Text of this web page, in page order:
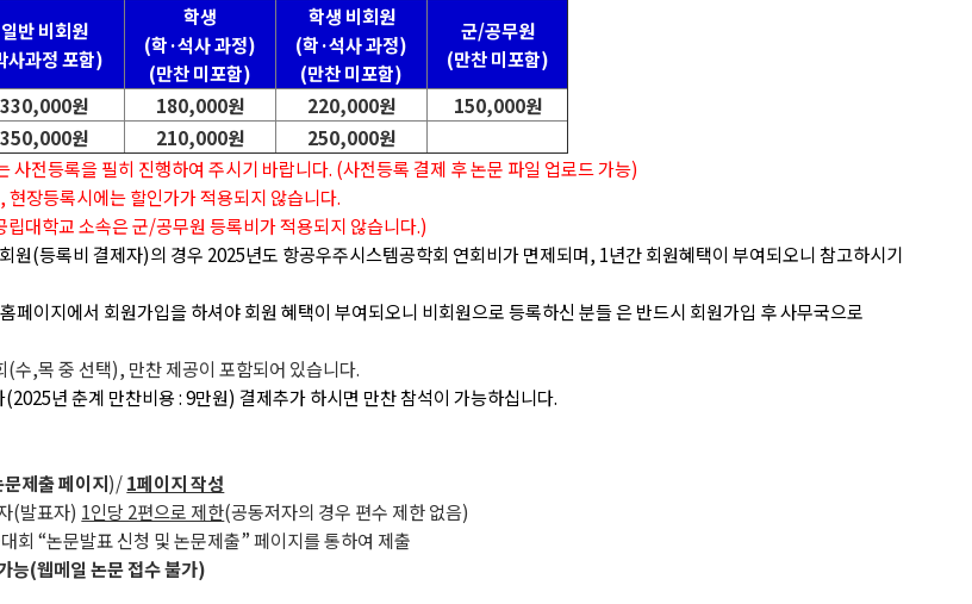
일반 비회원
사과정 포함)
학생
(학·석사 과정)
(만찬 미포함)
학생 비회원
(학·석사 과정)
(만찬 미포함)
군/공무원
(만찬 미포함)
330,000원 180,000원 220,000원
150,000원
350,000원 210,000원
250,000원
전등록을 필히 진행하여 주시기 바랍니다. (사전등록 결제 후 논문 파일 업로드 가능)
장등록시에는 할인가가 적용되지 않습니다.
대학교 소속은 군/공무원 등록비가 적용되지 않습니다.)
(등록비 결제자)의 경우 2025년도 항공우주시스템공학회 연회비가 면제되며, 1년간 회원혜택이 부여되오니 참고하시기
페이지에서 회원가입을 하셔야 회원 혜택이 부여되오니 비회원으로 등록하신 분들 은 반드시 회원가입 후 사무국으로
수,목 중 선택), 만찬 제공이 포함되어 있습니다.
년 춘계 만찬비용 : 9만원) 결제추가 하시면 만찬 참석이 가능하십니다.
제출 페이지)/1페이지 작성
(발표자) 1인당 2편으로 제한(공동저자의 경우 편수 제한 없음)
회 “논문발표 신청 및 논문제출” 페이지를 통하여 제출
능(웹메일 논문 접수 불가)